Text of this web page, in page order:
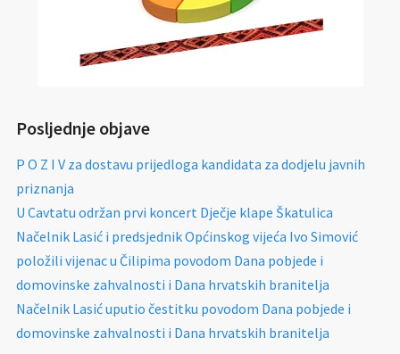
Posljednje objave
P O Z I V za dostavu prijedloga kandidata za dodjelu javnih
priznanja
U Cavtatu održan prvi koncert Dječje klape Škatulica
Načelnik Lasić i predsjednik Općinskog vijeća Ivo Simović
položili vijenac u Čilipima povodom Dana pobjede i
domovinske zahvalnosti i Dana hrvatskih branitelja
Načelnik Lasić uputio čestitku povodom Dana pobjede i
domovinske zahvalnosti i Dana hrvatskih branitelja